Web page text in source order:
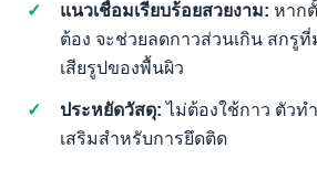
แนวเชื่อมเรียบร้อยสวยงาม: หาก
ต้อง จะช่วยลดกาวส่วนเกิน สกรูที่
เสียรูปของพื้นผิว
ประหยัดวัสดุ: ไม่ต้องใช้กาว ตัว
เสริมสำหรับการยึดติด